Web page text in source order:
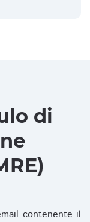
di
contenente il